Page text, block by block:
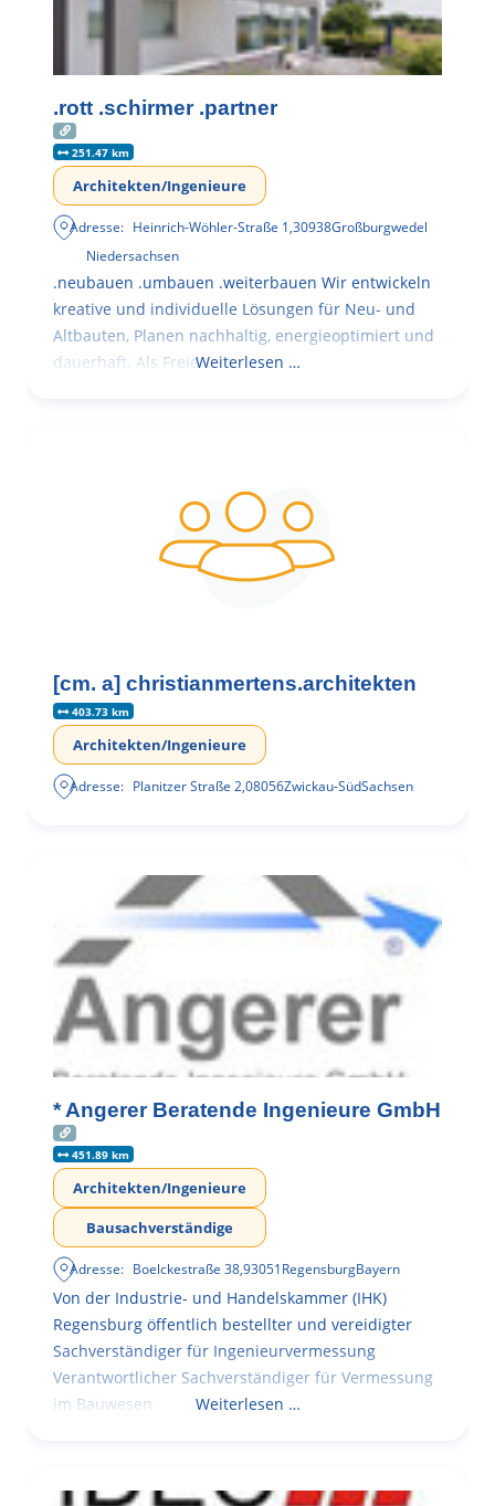
.rott .schirmer .partner
251.47 km
Architekten/Ingenieure
Adresse: Heinrich-Wöhler-Straße 1,30938Großburgwedel
Niedersachsen
.neubauen .umbauen .weiterbauen Wir entwickeln
kreative und individuelle Lösungen für Neu- und
Altbauten, Planen nachhaltig, energieoptimiert und
dauerhaft. Als FreieWeiterlesen …
[cm. a] christianmertens.architekten
403.73 km
Architekten/Ingenieure
Adresse: Planitzer Straße 2,08056Zwickau-SüdSachsen
* Angerer Beratende Ingenieure GmbH
451.89 km
Architekten/Ingenieure
Bausachverständige
Adresse: Boelckestraße 38,93051RegensburgBayern
Von der Industrie- und Handelskammer (IHK)
Regensburg öffentlich bestellter und vereidigter
Sachverständiger für Ingenieurvermessung
Verantwortlicher Sachverständiger für Vermessung
im Bauwesen
Weiterlesen …